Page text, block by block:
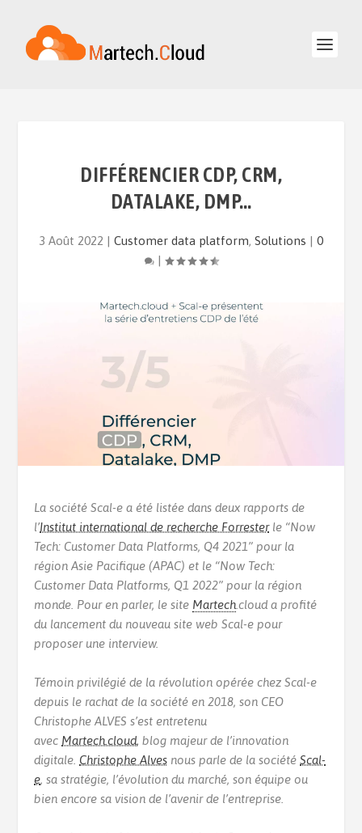
DIFFÉRENCIER CDP, CRM,
DATALAKE, DMP…
3 Août 2022 | Customer data platform, Solutions | 0
|
La société Scal-e a été listée dans deux rapports de
l’Institut international de recherche Forresterle “Now
Tech: Customer Data Platforms, Q4 2021” pour la
région Asie Pacifique (APAC) et le “Now Tech:
Customer Data Platforms, Q1 2022” pour la région
monde. Pour en parler, le site Martech.cloud a profité
du lancement du nouveau site web Scal-e pour
proposer une interview.
Témoin privilégié de la révolution opérée chez Scal-e
depuis le rachat de la société en 2018, son CEO
Christophe ALVES s’est entretenu
avec Martech.cloud, blog majeur de l’innovation
digitale. Christophe Alves nous parle de la sociétéScal-
e, sa stratégie, l’évolution du marché, son équipe ou
bien encore sa vision de l’avenir de l’entreprise.